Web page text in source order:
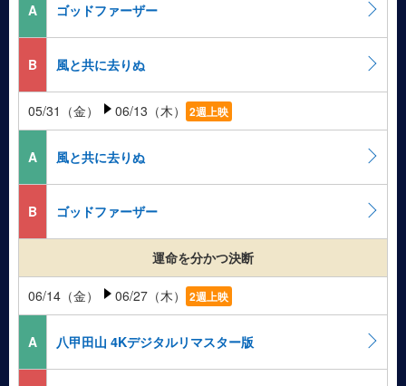
A ゴッドファーザー
B 風と共に去りぬ
05/31（金） 06/13（木） 2週上映
A 風と共に去りぬ
B ゴッドファーザー
運命を分かつ決断
06/14（金） 06/27（木） 2週上映
A 八甲田山 4Kデジタルリマスター版